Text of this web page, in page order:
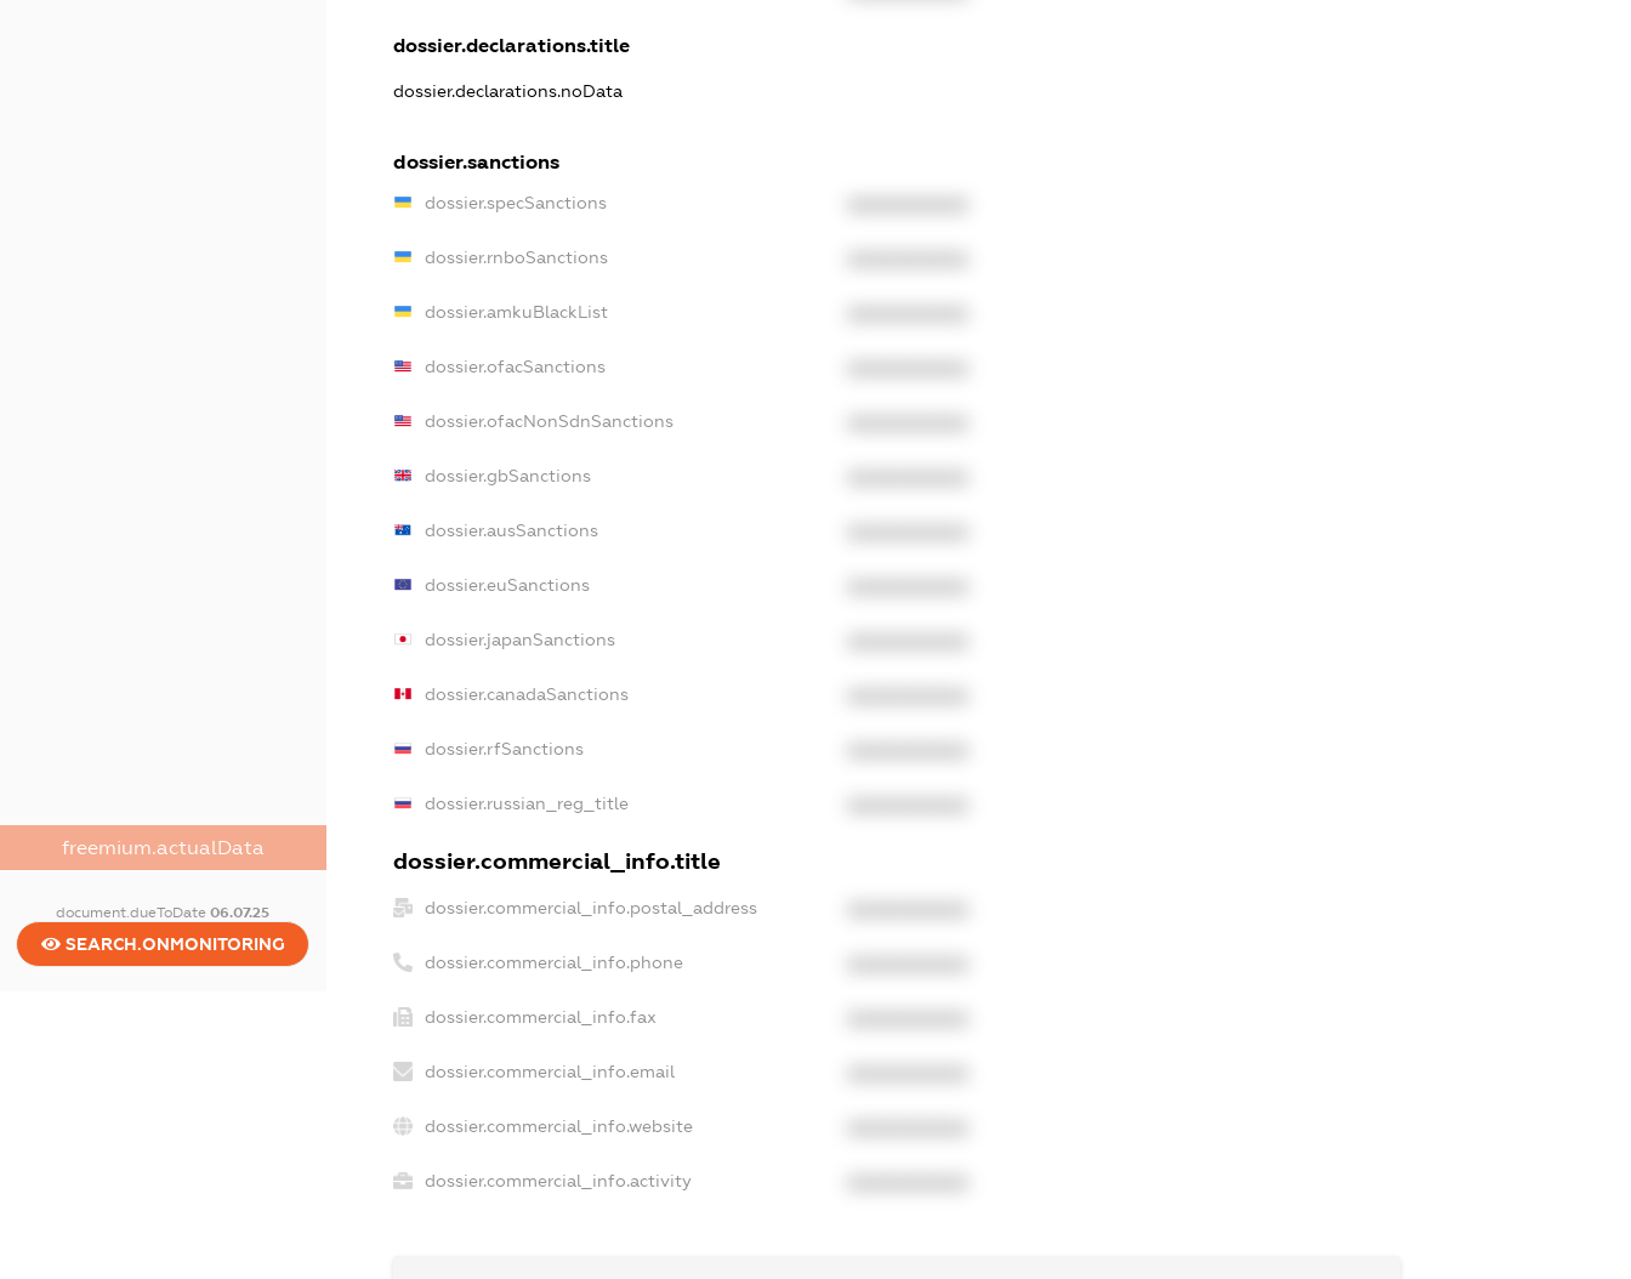
freemium.actualData
document.dueToDate06.07.25
SEARCH.ONMONITORING
dossier.declarations.title
dossier.declarations.noData
dossier.sanctions
dossier.specSanctions
dossier.rnboSanctions
dossier.amkuBlackList
dossier.ofacSanctions
dossier.ofacNonSdnSanctions
dossier.gbSanctions
dossier.ausSanctions
dossier.euSanctions
dossier.japanSanctions
dossier.canadaSanctions
dossier.rfSanctions
dossier.russian_reg_title
dossier.commercial_info.title
dossier.commercial_info.postal_address
dossier.commercial_info.phone
dossier.commercial_info.fax
dossier.commercial_info.email
dossier.commercial_info.website
dossier.commercial_info.activity